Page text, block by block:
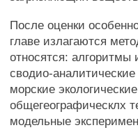
После оценки
главе излагаются
относятся: алгоритмы
сводио-
морские
общегеографическлх
модельные